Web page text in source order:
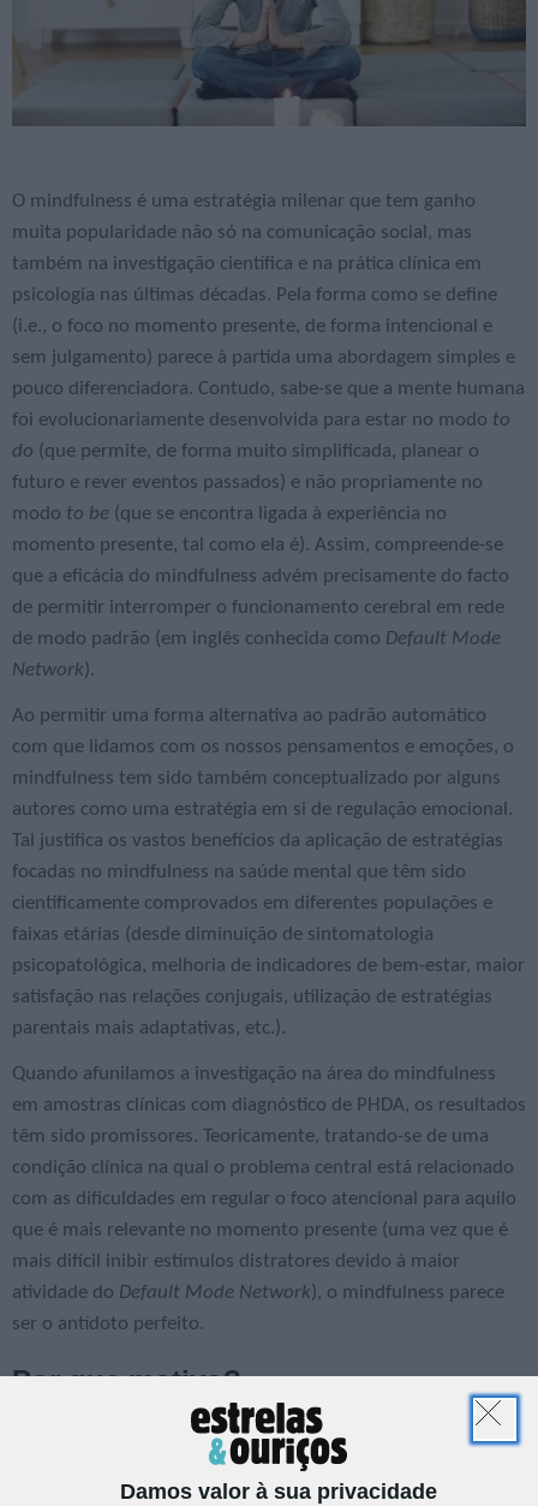
Damos valor à sua privacidade
O mindfulness é uma estratégia milenar que tem ganho
muita popularidade não só na comunicação social, mas
também na investigação científica e na prática clínica em
psicologia nas últimas décadas. Pela forma como se define
(i.e., o foco no momento presente, de forma intencional e
sem julgamento) parece à partida uma abordagem simples e
pouco diferenciadora. Contudo, sabe-se que a mente humana
foi evolucionariamente desenvolvida para estar no modo to
do (que permite, de forma muito simplificada, planear o
futuro e rever eventos passados) e não propriamente no
modo to be (que se encontra ligada à experiência no
momento presente, tal como ela é). Assim, compreende-se
que a eficácia do mindfulness advém precisamente do facto
de permitir interromper o funcionamento cerebral em rede
de modo padrão (em inglês conhecida como Default Mode
Network).
Ao permitir uma forma alternativa ao padrão automático
com que lidamos com os nossos pensamentos e emoções, o
mindfulness tem sido também conceptualizado por alguns
autores como uma estratégia em si de regulação emocional.
Tal justifica os vastos benefícios da aplicação de estratégias
focadas no mindfulness na saúde mental que têm sido
cientificamente comprovados em diferentes populações e
faixas etárias (desde diminuição de sintomatologia
psicopatológica, melhoria de indicadores de bem-estar, maior
satisfação nas relações conjugais, utilização de estratégias
parentais mais adaptativas, etc.).
Quando afunilamos a investigação na área do mindfulness
em amostras clínicas com diagnóstico de PHDA, os resultados
têm sido promissores. Teoricamente, tratando-se de uma
condição clínica na qual o problema central está relacionado
com as dificuldades em regular o foco atencional para aquilo
que é mais relevante no momento presente (uma vez que é
mais difícil inibir estímulos distratores devido à maior
atividade do Default Mode Network), o mindfulness parece
ser o antídoto perfeito.
Por que motivo?
O mindfulness permite o desenvolvimento de capacidades de
autorregulação da atenção (isto é, prestar atenção à nossa
atenção), potenciando a observação dos fenómenos internos